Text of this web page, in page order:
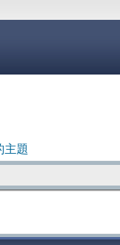
主題